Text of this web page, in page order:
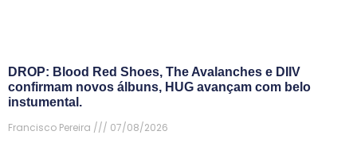
DROP: Blood Red Shoes, The Avalanches e DIIV
confirmam novos álbuns, HUG avançam com belo
instumental.
Francisco Pereira
07/08/2026